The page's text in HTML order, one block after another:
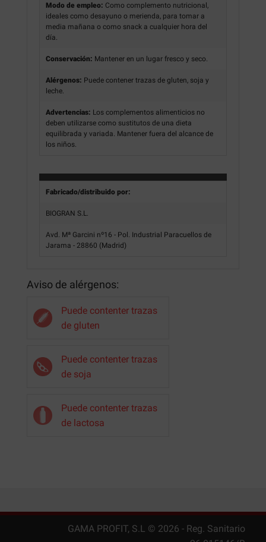
Modo de empleo: Como complemento nutricional,
ideales como desayuno o merienda, para tomar a
media mañana o como snack a cualquier hora del
día.
Conservación: Mantener en un lugar fresco y seco.
Alérgenos: Puede contener trazas de gluten, soja y
leche.
Advertencias: Los complementos alimenticios no
deben utilizarse como sustitutos de una dieta
equilibrada y variada. Mantener fuera del alcance de
los niños.
Fabricado/distribuido por:
BIOGRAN S.L.
Avd. Mª Garcini nº16 - Pol. Industrial Paracuellos de
Jarama - 28860 (Madrid)
Aviso de alérgenos:
Puede contenter trazas
de gluten
Puede contenter trazas
de soja
Puede contenter trazas
de lactosa
GAMA PROFIT, S.L © 2026 - Reg. Sanitario